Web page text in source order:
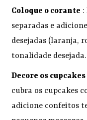
Coloque o corante :
separadas e
desejadas (laranja,
tonalidade desejada.
Decore os cupcakes
cubra os cupcakes
adicione confeitos